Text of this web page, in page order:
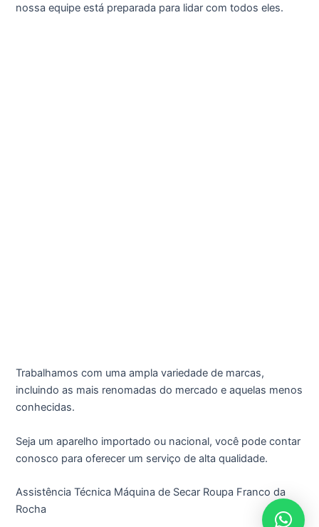
nossa equipe está preparada para lidar com todos eles.
Trabalhamos com uma ampla variedade de marcas,
incluindo as mais renomadas do mercado e aquelas menos
conhecidas.
Seja um aparelho importado ou nacional, você pode contar
conosco para oferecer um serviço de alta qualidade.
Assistência Técnica Máquina de Secar Roupa Franco da
Rocha